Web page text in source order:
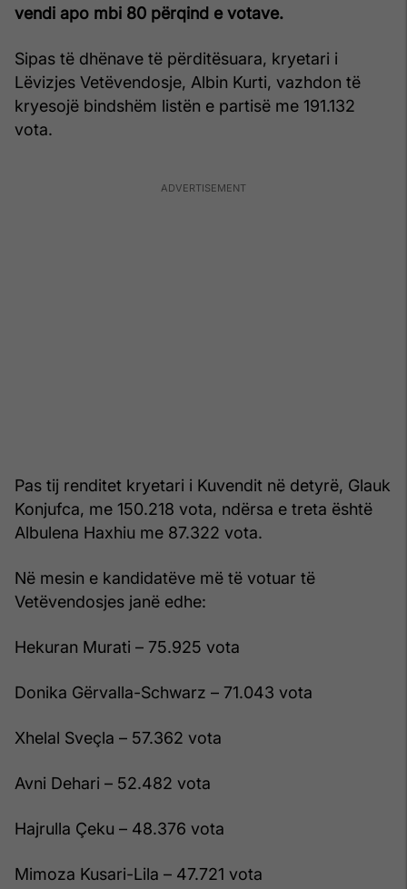
vendi apo mbi 80 përqind e votave.
Sipas të dhënave të përditësuara, kryetari i
Lëvizjes Vetëvendosje, Albin Kurti, vazhdon të
kryesojë bindshëm listën e partisë me 191.132
vota.
Pas tij renditet kryetari i Kuvendit në detyrë, Glauk
Konjufca, me 150.218 vota, ndërsa e treta është
Albulena Haxhiu me 87.322 vota.
Në mesin e kandidatëve më të votuar të
Vetëvendosjes janë edhe:
Hekuran Murati – 75.925 vota
Donika Gërvalla-Schwarz – 71.043 vota
Xhelal Sveçla – 57.362 vota
Avni Dehari – 52.482 vota
Hajrulla Çeku – 48.376 vota
Mimoza Kusari-Lila – 47.721 vota